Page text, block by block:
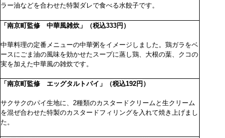
ラー油などを合わせた特製ダレで食べる水餃子です。
「南京町監修 中華風雑炊」（税込333円）
中華料理の定番メニューの中華粥をイメージしました。鶏ガラをベ
ースにごま油の風味を効かせたスープに蒸し鶏、大根の葉、クコの
実を加えた中華風の雑炊です。
「南京町監修 エッグタルトパイ」（税込192円）
サクサクのパイ生地に、2種類のカスタードクリームと生クリーム
を混ぜ合わせた特製のカスタードフィリングを入れて焼き上げまし
た。